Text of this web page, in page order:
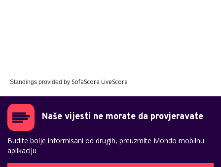
Standings provided by SofaScore LiveScore
Naše vijesti ne morate da provjeravate
Budite bolje informisani od drugih, preuzmite Mondo mobilnu
aplikaciju